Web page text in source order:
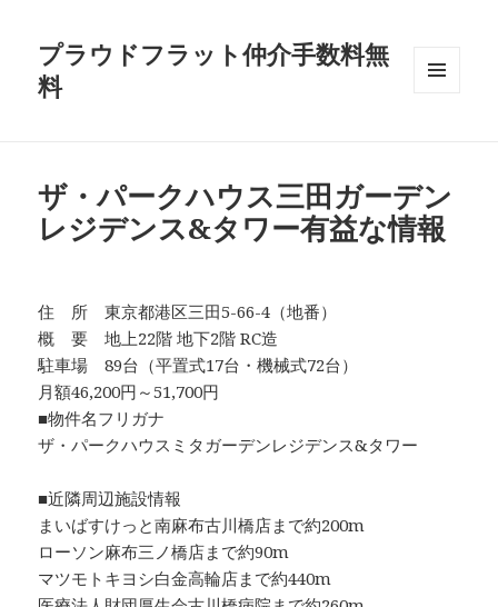
プラウドフラット仲介手数料無
料
ザ・パークハウス三田ガーデン
レジデンス&タワー有益な情報
住 所 東京都港区三田5-66-4（地番）
概 要 地上22階 地下2階 RC造
駐車場 89台（平置式17台・機械式72台）
月額46,200円～51,700円
■物件名フリガナ
ザ・パークハウスミタガーデンレジデンス&タワー
■近隣周辺施設情報
まいばすけっと南麻布古川橋店まで約200m
ローソン麻布三ノ橋店まで約90m
マツモトキヨシ白金高輪店まで約440m